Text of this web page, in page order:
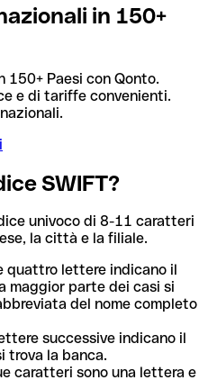
in 150+
150+ Paesi con Qonto.
e di tariffe convenienti.
SWIFT?
univoco di 8-11 caratteri
la città e la filiale.
quattro lettere indicano il
maggior parte dei casi si
del nome completo
successive indicano il
trova la banca.
caratteri sono una lettera e